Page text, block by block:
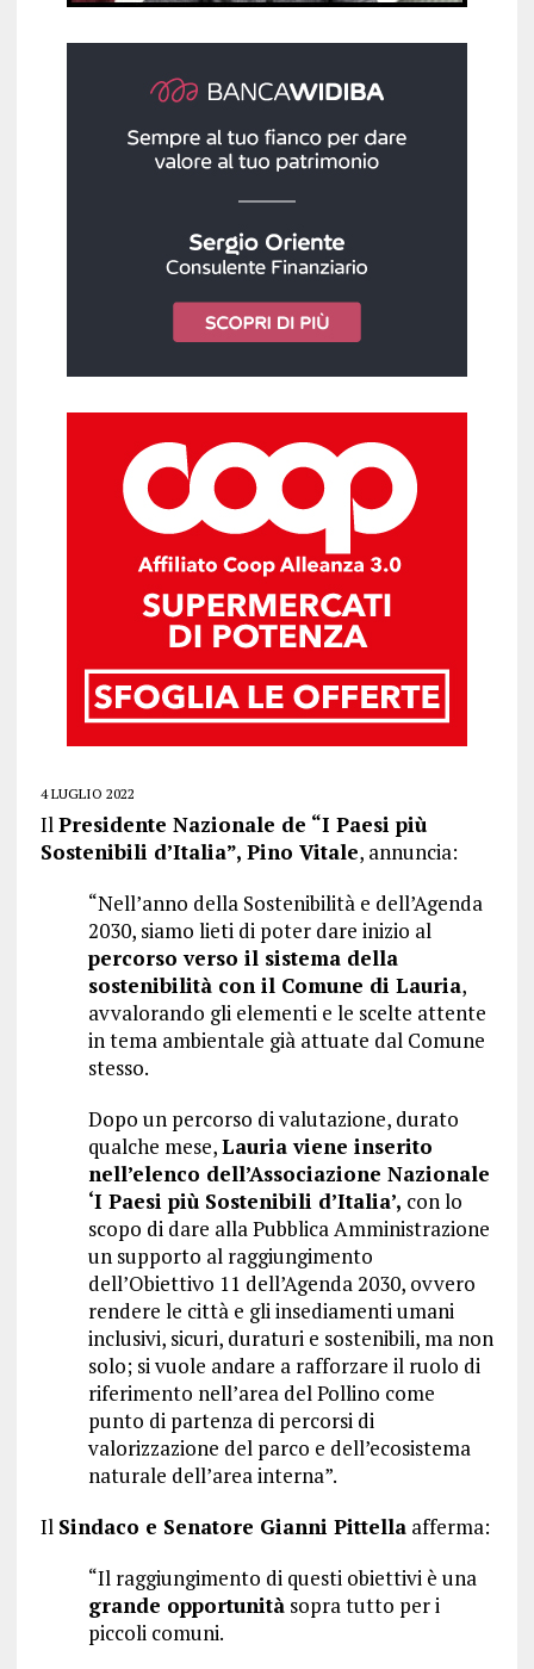
4 LUGLIO 2022
IlPresidente Nazionale de “I Paesi più
Sostenibili d’Italia”, Pino Vitale, annuncia:
“Nell’anno della Sostenibilità e dell’Agenda
2030, siamo lieti di poter dare inizio al
percorso verso il sistema della
sostenibilità con il Comune di Lauria,
avvalorando gli elementi e le scelte attente
in tema ambientale già attuate dal Comune
stesso.
Dopo un percorso di valutazione, durato
qualche mese,Lauria viene inserito
nell’elenco dell’Associazione Nazionale
‘I Paesi più Sostenibili d’Italia’, con lo
scopo di dare alla Pubblica Amministrazione
un supporto al raggiungimento
dell’Obiettivo 11 dell’Agenda 2030, ovvero
rendere le città e gli insediamenti umani
inclusivi, sicuri, duraturi e sostenibili, ma non
solo; si vuole andare a rafforzare il ruolo di
riferimento nell’area del Pollino come
punto di partenza di percorsi di
valorizzazione del parco e dell’ecosistema
naturale dell’area interna”.
Il Sindaco e Senatore Gianni Pittellaafferma:
“Il raggiungimento di questi obiettivi è una
grande opportunitàsopra tutto per i
piccoli comuni.